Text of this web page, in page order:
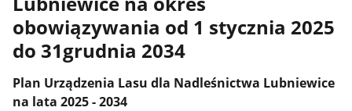
obowiązywania od 1 stycznia 2025
do 31grudnia 2034
Plan Urządzenia Lasu dla Nadleśnictwa Lubniewice
na lata 2025 - 2034